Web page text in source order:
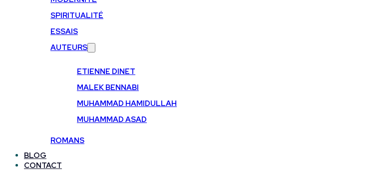
SPIRITUALITÉ
ESSAIS
AUTEURS
ETIENNE DINET
MALEK BENNABI
MUHAMMAD HAMIDULLAH
MUHAMMAD ASAD
ROMANS
BLOG
CONTACT